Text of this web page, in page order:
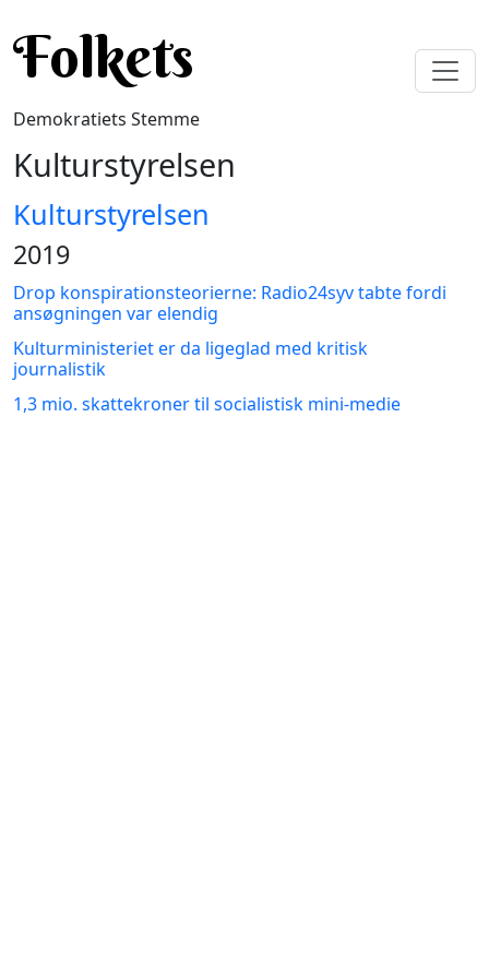
Folkets
Demokratiets Stemme
Kulturstyrelsen
Kulturstyrelsen
2019
Drop konspirationsteorierne: Radio24syv tabte fordi
ansøgningen var elendig
Kulturministeriet er da ligeglad med kritisk
journalistik
1,3 mio. skattekroner til socialistisk mini-medie